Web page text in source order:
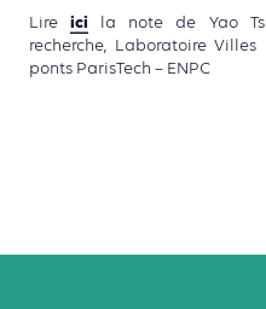
Lireici la note de Yao
recherche, Laboratoire Villes
ponts ParisTech – ENPC